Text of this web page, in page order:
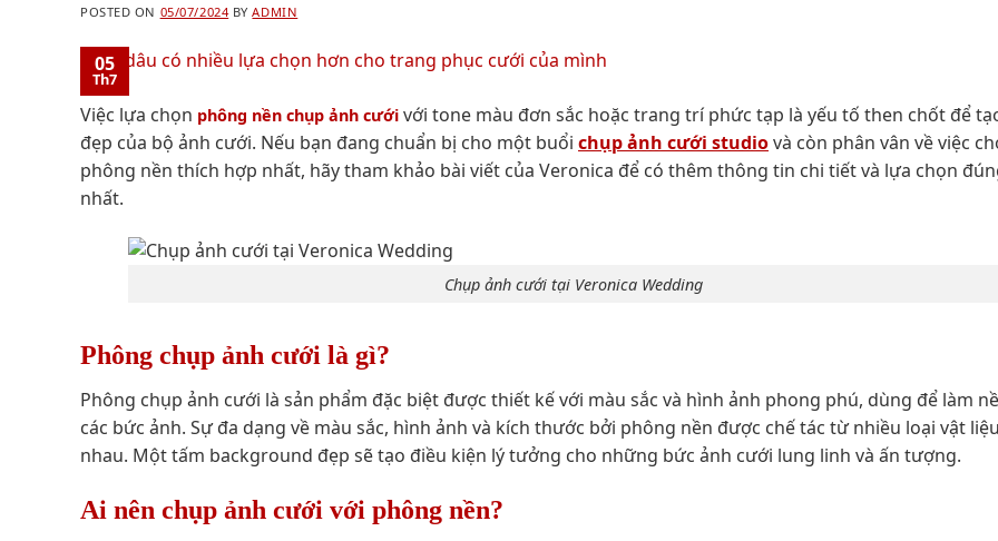
POSTED ON 05/07/2024BYADMIN
05
Th7
Việc lựa chọn phông nền chụp ảnh cưới với tone màu đơn sắc hoặc trang trí phức tạp là yếu tố then chốt để
đẹp của bộ ảnh cưới. Nếu bạn đang chuẩn bị cho một buổi chụp ảnh cưới studiovà còn phân vân về việc
phông nền thích hợp nhất, hãy tham khảo bài viết của Veronica để có thêm thông tin chi tiết và lựa chọn
nhất.
Chụp ảnh cưới tại Veronica Wedding
Phông chụp ảnh cưới là gì?
Phông chụp ảnh cưới là sản phẩm đặc biệt được thiết kế với màu sắc và hình ảnh phong phú, dùng để làm
các bức ảnh. Sự đa dạng về màu sắc, hình ảnh và kích thước bởi phông nền được chế tác từ nhiều loại vật
nhau. Một tấm background đẹp sẽ tạo điều kiện lý tưởng cho những bức ảnh cưới lung linh và ấn tượng.
Ai nên chụp ảnh cưới với phông nền?